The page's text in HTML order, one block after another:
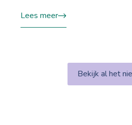
Lees meer
Bekijk al het